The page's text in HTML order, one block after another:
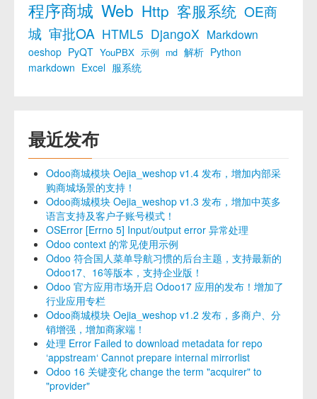
程序商城 Web Http 客服系统 OE商
城 审批OA HTML5 DjangoX Markdown
oeshop PyQT YouPBX 示例 md 解析 Python
markdown Excel 服系统
最近发布
Odoo商城模块 Oejia_weshop v1.4 发布，增加内部采
购商城场景的支持！
Odoo商城模块 Oejia_weshop v1.3 发布，增加中英多
语言支持及客户子账号模式！
OSError [Errno 5] Input/output error 异常处理
Odoo context 的常见使用示例
Odoo 符合国人菜单导航习惯的后台主题，支持最新的
Odoo17、16等版本，支持企业版！
Odoo 官方应用市场开启 Odoo17 应用的发布！增加了
行业应用专栏
Odoo商城模块 Oejia_weshop v1.2 发布，多商户、分
销增强，增加商家端！
处理 Error Failed to download metadata for repo
‘appstream‘ Cannot prepare internal mirrorlist
Odoo 16 关键变化 change the term "acquirer" to
"provider"